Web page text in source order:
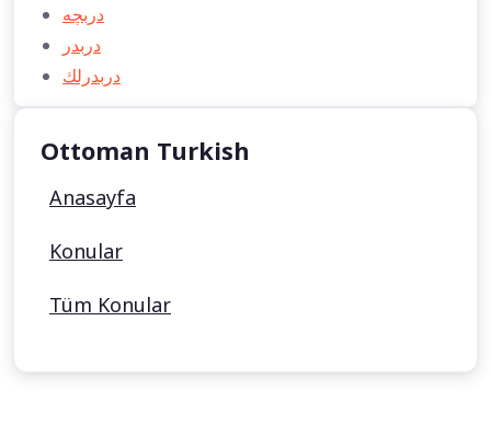
دربچه
دربدر
دربدرلك
Ottoman Turkish
Anasayfa
Konular
Tüm Konular